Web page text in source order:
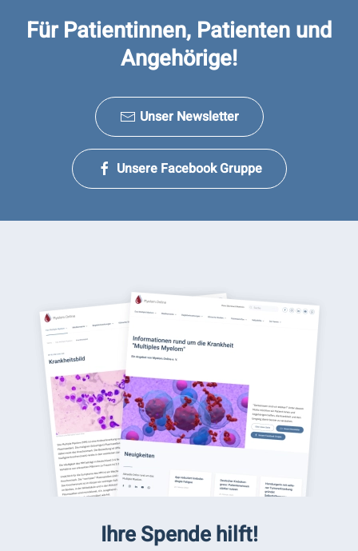
Für Patientinnen, Patienten und
Angehörige!
Unser Newsletter
Unsere Facebook Gruppe
Ihre Spende hilft!